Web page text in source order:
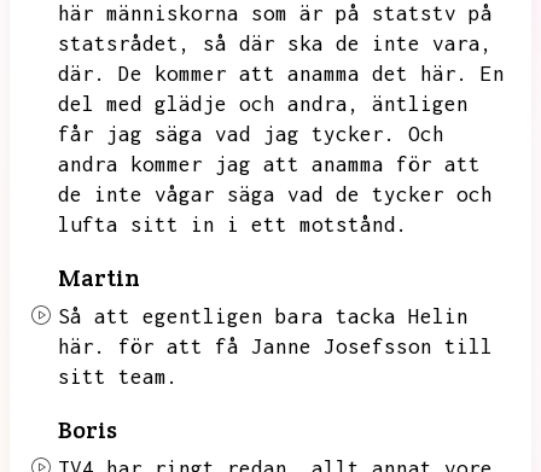
här människorna som är på statstv på
statsrådet,
så där ska de inte vara,
där.
De kommer att anamma det här.
En
del med glädje och andra,
äntligen
får jag säga vad jag tycker.
Och
andra kommer jag att anamma för att
de inte vågar säga vad de tycker och
lufta sitt in i ett motstånd.
Martin
Så att egentligen bara tacka Helin
här.
för att få Janne Josefsson till
sitt team.
Boris